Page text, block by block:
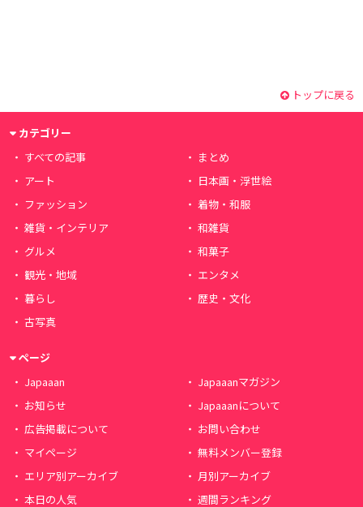
トップに戻る
カテゴリー
すべての記事
まとめ
アート
日本画・浮世絵
ファッション
着物・和服
雑貨・インテリア
和雑貨
グルメ
和菓子
観光・地域
エンタメ
暮らし
歴史・文化
古写真
ページ
Japaaan
Japaaanマガジン
お知らせ
Japaaanについて
広告掲載について
お問い合わせ
マイページ
無料メンバー登録
エリア別アーカイブ
月別アーカイブ
本日の人気
週間ランキング